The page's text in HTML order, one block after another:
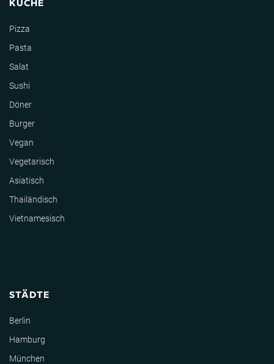
Pizza
Pasta
Salat
Sushi
Döner
Burger
Vegan
Vegetarisch
Asiatisch
Thailändisch
Vietnamesisch
STÄDTE
Berlin
Hamburg
München